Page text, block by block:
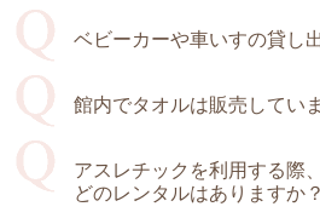
ベビーカーや車いすの貸し
館内でタオルは販売してい
アスレチックを利用する際
どのレンタルはありますか？